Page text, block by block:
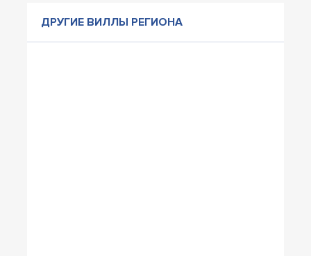
ДРУГИЕ ВИЛЛЫ РЕГИОНА